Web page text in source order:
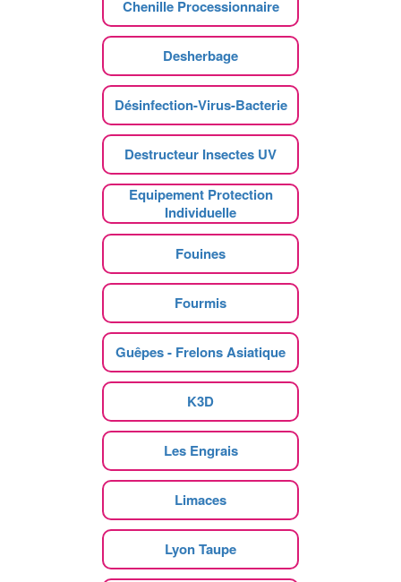
Chenille Processionnaire
Desherbage
Désinfection-Virus-Bacterie
Destructeur Insectes UV
Equipement Protection
Individuelle
Fouines
Fourmis
Guêpes - Frelons Asiatique
K3D
Les Engrais
Limaces
Lyon Taupe